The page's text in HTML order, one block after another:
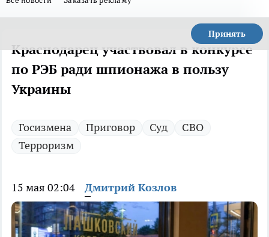
Принять
Краснодарец участвовал в конкурсе
по РЭБ ради шпионажа в пользу
Украины
Госизмена Приговор Суд
СВО
Терроризм
15 мая 02:04 Дмитрий Козлов